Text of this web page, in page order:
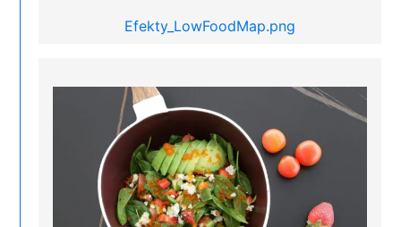
Efekty_LowFoodMap.png